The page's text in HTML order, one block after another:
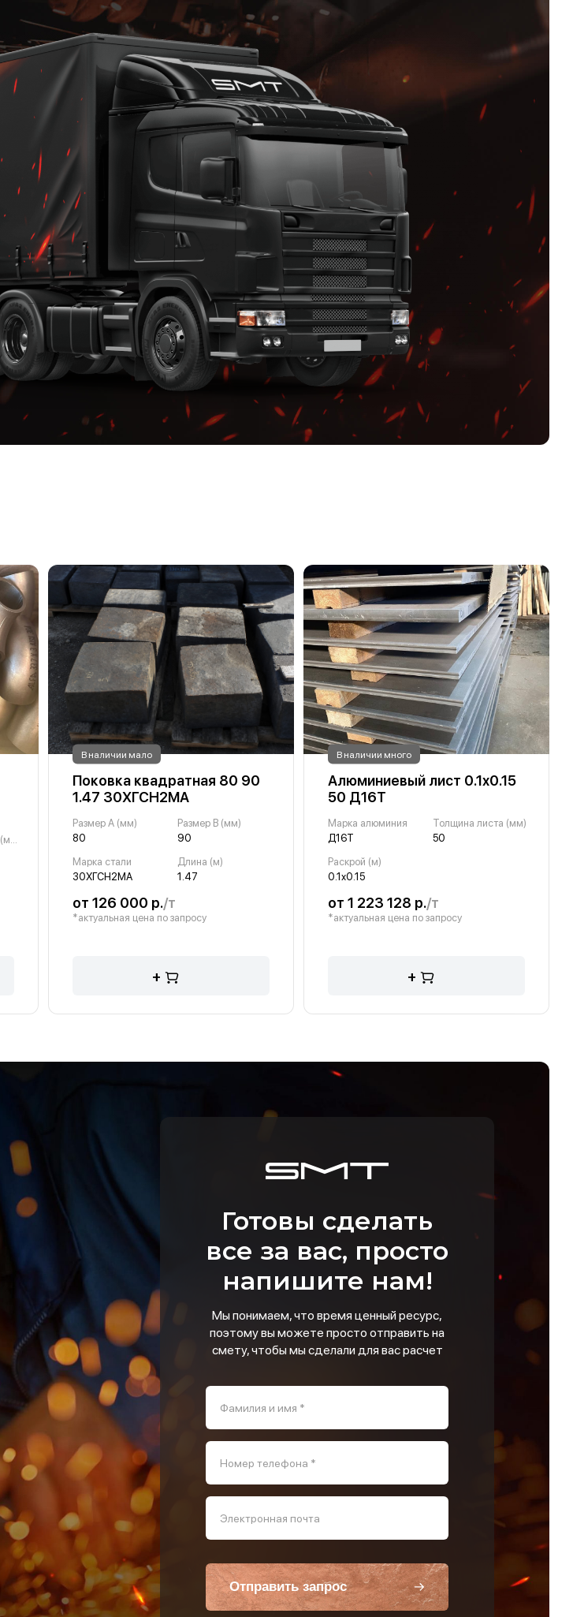
Толщина стенки (мм)
В наличии мало
Поковка квадратная 80 90
1.47 30ХГСН2МА
Размер A (мм)
80
Размер B (мм)
90
Марка стали
30ХГСН2МА
Длина (м)
1.47
от 126 000 р./т
*актуальная цена по запросу
+
В наличии много
Алюминиевый лист 0.1х0.15
50 Д16Т
Марка алюминия
Д16Т
Толщина листа (мм)
50
Раскрой (м)
0.1х0.15
от 1 223 128 р./т
*актуальная цена по запросу
+
Готовы сделать
все за вас, просто
напишите нам!
Мы понимаем, что время ценный ресурс,
поэтому вы можете просто отправить на
смету, чтобы мы сделали для вас расчет
Фамилия и имя *
Номер телефона *
Электронная почта
Отправить запрос